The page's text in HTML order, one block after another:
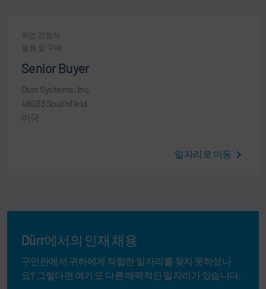
취업 경험자
물류 및 구매
Senior Buyer
Durr Systems, Inc.
48033 Southfield
미국
일자리로 이동
Dürr에서의 인재 채용
구인란에서 귀하에게 적합한 일자리를 찾지 못하셨나
요? 그렇다면 여기 또 다른 매력적인 일자리가 있습니다.